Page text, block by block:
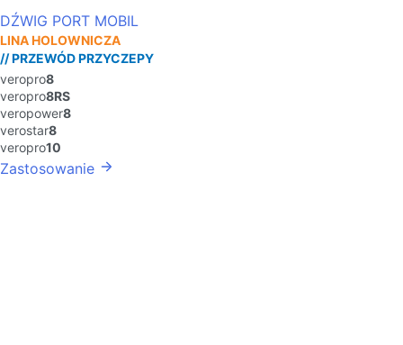
DŹWIG PORT MOBIL
LINA HOLOWNICZA
// PRZEWÓD PRZYCZEPY
veropro8
veropro8RS
veropower8
verostar8
veropro10
Zastosowanie